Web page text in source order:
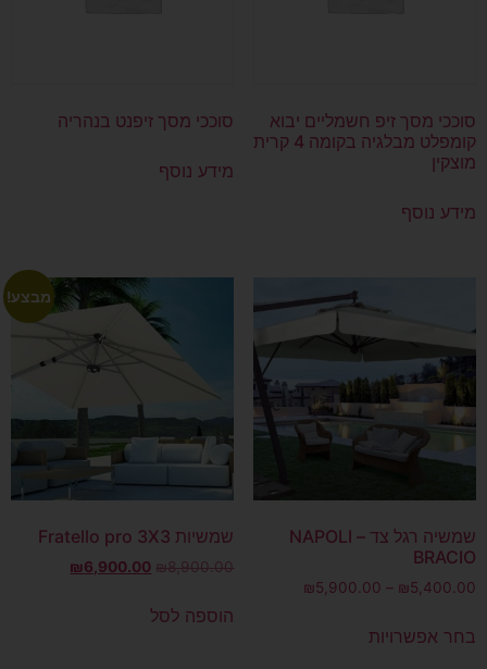
סוככי מסך זיפ חשמליים יבוא
קומפלט מבלגיה בקומה 4 קרית
מוצקין
מידע נוסף
סוככי מסך זיפנט בנהריה
מידע נוסף
שמשיה רגל צד – NAPOLI
BRACIO
₪5,400.00
–
₪5,900.00
בחר אפשרויות
מבצע!
שמשיות Fratello pro 3X3
₪8,900.00
₪6,900.00
הוספה לסל